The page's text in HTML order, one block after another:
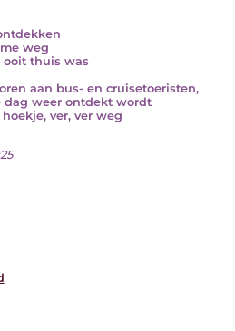
weg
ooit thuis was
aan bus- en cruisetoeristen,
dag weer ontdekt wordt
ver, ver weg